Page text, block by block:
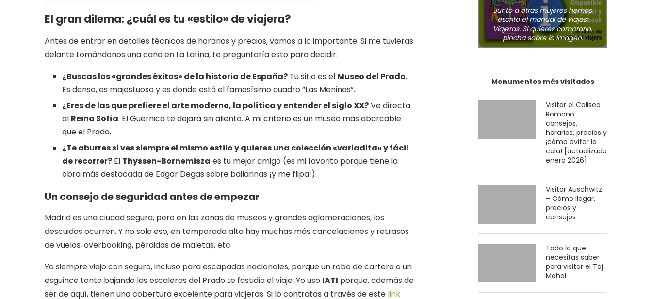
El gran dilema: ¿cuál es tu «estilo» de viajera?
Antes de entrar en detalles técnicos de horarios y precios, vamos a lo importante. Si me tuvieras
delante tomándonos una caña en La Latina, te preguntaría esto para decidir:
¿Buscas los «grandes éxitos» de la historia de España? Tu sitio es el Museo del Prado.
Es denso, es majestuoso y es donde está el famosísimo cuadro “Las Meninas”.
¿Eres de las que prefiere el arte moderno, la política y entender el siglo XX?Ve directa
al Reina Sofía. El Guernica te dejará sin aliento. A mi criterio es un museo más abarcable
que el Prado.
¿Te aburres si ves siempre el mismo estilo y quieres una colección «variadita» y fácil
de recorrer? El Thyssen-Bornemisza es tu mejor amigo (es mi favorito porque tiene la
obra más destacada de Edgar Degas sobre bailarinas ¡y me flipa!).
Un consejo de seguridad antes de empezar
Madrid es una ciudad segura, pero en las zonas de museos y grandes aglomeraciones, los
descuidos ocurren. Y no solo eso, en temporada alta hay muchas más cancelaciones y retrasos
de vuelos, overbooking, pérdidas de maletas, etc.
Yo siempre viajo con seguro, incluso para escapadas nacionales, porque un robo de cartera o un
esguince tonto bajando las escaleras del Prado te fastidia el viaje. Yo uso IATI porque, además de
ser de aquí, tienen una cobertura excelente para viajeras. Si lo contratas a través de este link
Junto a otras mujeres hemos
escrito el manual de viajes:
Viajeras. Si quieres comprarlo,
pincha sobre la imagen.
Monumentos más visitados
Visitar el Coliseo
Romano:
consejos,
horarios, precios y
¡cómo evitar la
cola! [actualizado
enero 2026]
Visitar Auschwitz
– Cómo llegar,
precios y
consejos
Todo lo que
necesitas saber
para visitar el Taj
Mahal